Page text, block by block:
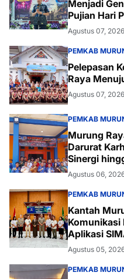
Menjadi
Pujian Hari
Agustus 07, 2026
PEMKAB
Pelepasan
Raya
Agustus 07, 2026
PEMKAB
Murung
Darurat
Sinergi
Agustus 06,
PEMKAB
Kantah
Komunikasi
Aplikasi
Palangka
Agustus 05,
PEMKAB